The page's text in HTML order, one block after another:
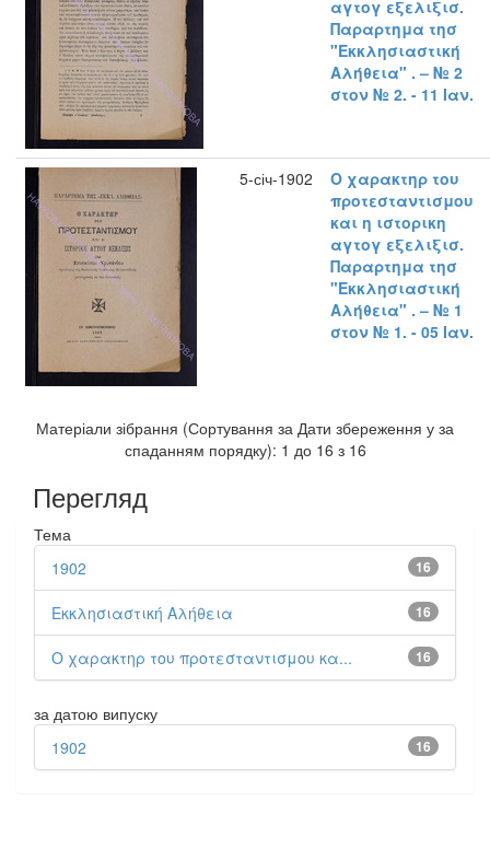
αγτογ εξελιξισ.
Παραρτημα τησ
"Εκκλησιαστική
Αλήθεια" . – № 2
στον № 2. - 11 Ιαν.
5-січ-1902
Ο χαρακτηρ του
προτεσταντισμου
και η ιστορικη
αγτογ εξελιξισ.
Παραρτημα τησ
"Εκκλησιαστική
Αλήθεια" . – № 1
στον № 1. - 05 Ιαν.
Матеріали зібрання (Сортування за Дати збереження у за
спаданням порядку): 1 до 16 з 16
Перегляд
Тема
16
1902
16
Εκκλησιαστική Αλήθεια
16
Ο χαρακτηρ του προτεσταντισμου κα...
за датою випуску
16
1902